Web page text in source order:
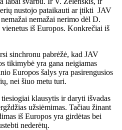
nustojo pataikauti ar įtikti JAV
nemažai nerimo dėl D.
iš Europos. Konkrečiai iš
sinchronu pabrėžė, kad JAV
tikimybė yra gana neigiamas
Europos šalys yra pasirengusios
nei šiuo metu turi.
klausytis ir daryti išvadas
užsiėmimas. Tačiau žinant
iš Europos yra girdėtas bei
nederėtų.